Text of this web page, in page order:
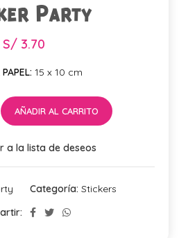
Party
S/3.70
15 x 10 cm
AÑADIR AL CARRITO
a la lista de deseos
Categoría: Stickers